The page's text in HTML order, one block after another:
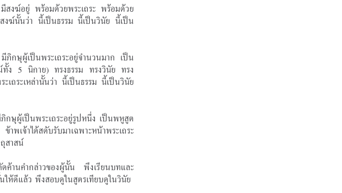
สงฆ์อยู่ พร้อมด้วยพระเถระ พร้อมด้วย
งฆ์นั้นว่า นี้เป็นธรรม นี้เป็นวินัย นี้เป็น
กษุผู้เป็นพระเถระอยู่จำนวนมาก เป็น
ง 5 นิกาย) ทรงธรรม ทรงวินัย ทรง
เถระเหล่านั้นว่า นี้เป็นธรรม นี้เป็นวินัย
กษุผู้เป็นพระเถระอยู่รูปหนึ่ง เป็นพหูสูต
พเจ้าได้สดับรับมาเฉพาะหน้าพระเถระ
สาสน์
านคำกล่าวของผู้นั้น พึงเรียนบทและ
ห้ดีแล้ว พึงสอบดูในสูตรเทียบดูในวินัย